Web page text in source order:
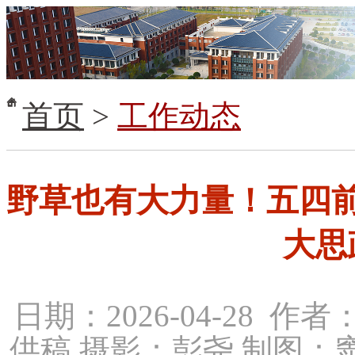
首页 > 工作动态
野草也有大力量！五四
大
日期：2026-04-28 作者